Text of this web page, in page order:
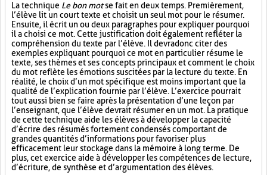
La technique Le bon motse fait en deux temps. Premièrement,
l’élève lit un court texte et choisit un seul mot pour le résumer.
Ensuite, il écrit un ou deux paragraphes pour expliquer pourquoi
il a choisi ce mot. Cette justification doit également refléter la
compréhension du texte par l’élève. Il devra donc citer des
exemples expliquant pourquoi ce mot en particulier résume le
texte, ses thèmes et ses concepts principaux et comment le choix
du mot reflète les émotions suscitées par la lecture du texte. En
réalité, le choix d’un mot spécifique est moins important que la
qualité de l’explication fournie par l’élève. L’exercice pourrait
tout aussi bien se faire après la présentation d’une leçon par
l’enseignant, que l’élève devrait résumer en un mot. La pratique
de cette technique aide les élèves à développer la capacité
d’écrire des résumés fortement condensés comportant de
grandes quantités d’informations pour favoriser plus
efficacement leur stockage dans la mémoire à long terme. De
plus, cet exercice aide à développer les compétences de lecture,
d’écriture, de synthèse et d’argumentation des élèves.